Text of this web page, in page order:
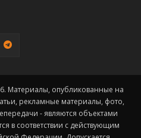
Материалы, опубликованные на
рекламные материалы, фото,
- являются объектами
в соответствии с действующим